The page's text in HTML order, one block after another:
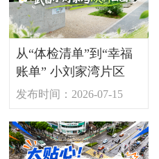
从“体检清单”到“幸福
账单” 小刘家湾片区
的“焕新”密码
发布时间：2026-07-15